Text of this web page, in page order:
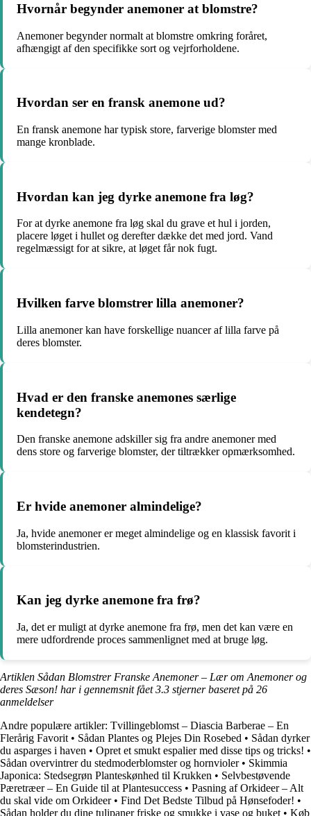
Hvornår begynder anemoner at blomstre?
Anemoner begynder normalt at blomstre omkring foråret,
afhængigt af den specifikke sort og vejrforholdene.
Hvordan ser en fransk anemone ud?
En fransk anemone har typisk store, farverige blomster med
mange kronblade.
Hvordan kan jeg dyrke anemone fra løg?
For at dyrke anemone fra løg skal du grave et hul i jorden,
placere løget i hullet og derefter dække det med jord. Vand
regelmæssigt for at sikre, at løget får nok fugt.
Hvilken farve blomstrer lilla anemoner?
Lilla anemoner kan have forskellige nuancer af lilla farve på
deres blomster.
Hvad er den franske anemones særlige
kendetegn?
Den franske anemone adskiller sig fra andre anemoner med
dens store og farverige blomster, der tiltrækker opmærksomhed.
Er hvide anemoner almindelige?
Ja, hvide anemoner er meget almindelige og en klassisk favorit i
blomsterindustrien.
Kan jeg dyrke anemone fra frø?
Ja, det er muligt at dyrke anemone fra frø, men det kan være en
mere udfordrende proces sammenlignet med at bruge løg.
Artiklen Sådan Blomstrer Franske Anemoner – Lær om Anemoner og
deres Sæson! har i gennemsnit fået3.3 stjerner baseret på 26
anmeldelser
Andre populære artikler: Tvillingeblomst – Diascia Barberae – En
Flerårig Favorit • Sådan Plantes og Plejes Din Rosebed • Sådan dyrker
du asparges i haven • Opret et smukt espalier med disse tips og tricks! •
Sådan overvintrer du stedmoderblomster og hornvioler• Skimmia
Japonica: Stedsegrøn Planteskønhed til Krukken • Selvbestøvende
Pæretræer – En Guide til at Plantesuccess • Pasning af Orkideer – Alt
du skal vide om Orkideer• Find Det Bedste Tilbud på Hønsefoder! •
Sådan holder du dine tulipaner friske og smukke i vase og buket • Køb